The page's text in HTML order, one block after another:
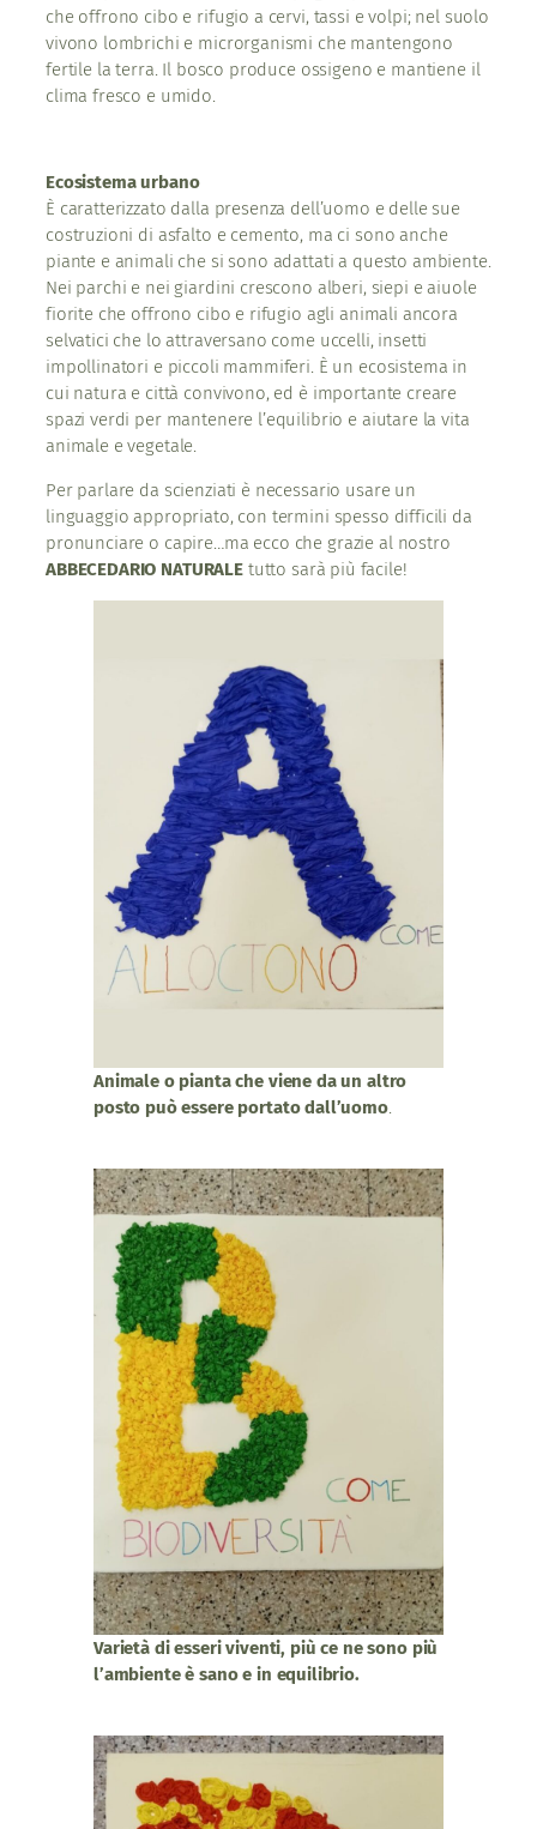
che offrono cibo e rifugio a cervi, tassi e volpi; nel suolo
vivono lombrichi e microrganismi che mantengono
fertile la terra. Il bosco produce ossigeno e mantiene il
clima fresco e umido.
Ecosistema urbano
È caratterizzato dalla presenza dell’uomo e delle sue
costruzioni di asfalto e cemento, ma ci sono anche
piante e animali che si sono adattati a questo ambiente.
Nei parchi e nei giardini crescono alberi, siepi e aiuole
fiorite che offrono cibo e rifugio agli animali ancora
selvatici che lo attraversano come uccelli, insetti
impollinatori e piccoli mammiferi. È un ecosistema in
cui natura e città convivono, ed è importante creare
spazi verdi per mantenere l’equilibrio e aiutare la vita
animale e vegetale.
Per parlare da scienziati è necessario usare un
linguaggio appropriato, con termini spesso difficili da
pronunciare o capire…ma ecco che grazie al nostro
ABBECEDARIO NATURALE tutto sarà più facile!
Animale o pianta che viene da un altro
posto può essere portato dall’uomo.
Varietà di esseri viventi, più ce ne sono più
l’ambiente è sano e in equilibrio.